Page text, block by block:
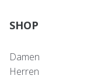
SHOP
Damen
Herren